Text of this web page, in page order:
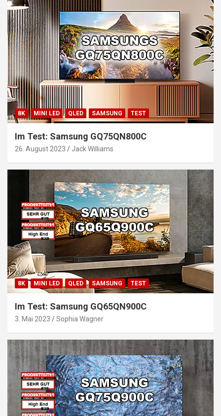
8K MINI LED QLED SAMSUNG TEST
Im Test: Samsung GQ75QN800C
26. August 2023 Jack Williams
8K MINI LED QLED SAMSUNG TEST
Im Test: Samsung GQ65QN900C
3. Mai 2023 Sophia Wagner